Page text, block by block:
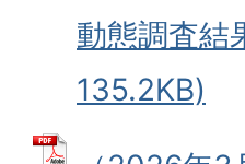
動態調査結
135.2KB)